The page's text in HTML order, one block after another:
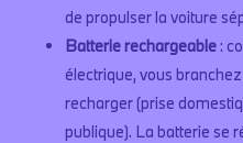
de propulser la voiture
Batterie rechargeable:
électrique, vous
recharger (prise
publique). La batterie se